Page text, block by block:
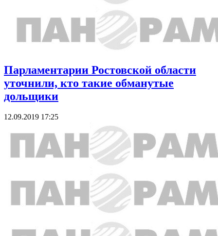
Парламентарии Ростовской области
уточнили, кто такие обманутые
дольщики
12.09.2019 17:25